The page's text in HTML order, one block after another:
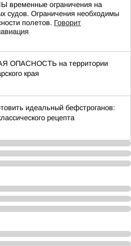
ограничения на
судов. Ограничения необходимы
полетов. Говорит
ОПАСНОСТЬ на территории
края
идеальный бефстроганов:
рецепта